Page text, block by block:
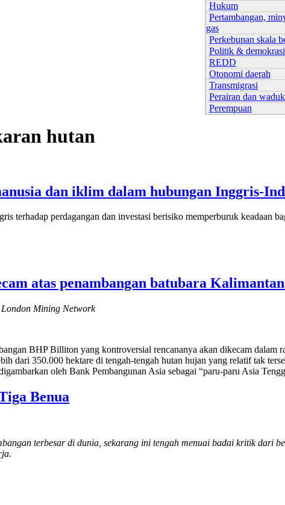
Hukum
Pertambangan,
gas
Perkebunan skala
Politik & demokrasi
REDD
Otonomi daerah
Transmigrasi
Perairan dan waduk
Perempuan
hutan
dan iklim dalam hubungan Inggris-
terhadap perdagangan dan investasi berisiko memperburuk keadaan
atas penambangan batubara
Mining Network
BHP Billiton yang kontroversial rencananya akan dikecam dalam
dari 350.000 hektare di tengah-tengah hutan hujan yang relatif tak
oleh Bank Pembangunan Asia sebagai “paru-paru Asia
Benua
terbesar di dunia, sekarang ini tengah menuai badai kritik dari